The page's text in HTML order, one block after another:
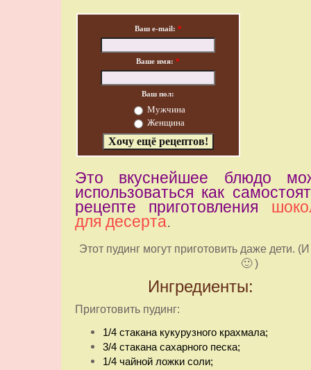
Ваш e-mail: *
Ваше имя: *
Ваш пол:
Мужчина
Женщина
Это вкуснейшее блюдо
использоваться как
рецепте приготовления
для десерта.
Этот пудинг могут приготовить даже
🙂 )
Ингредиенты:
Приготовить пудинг:
1/4 стаканакукурузного крахмала;
3/4 стаканасахарного песка;
1/4 чайной ложкисоли;